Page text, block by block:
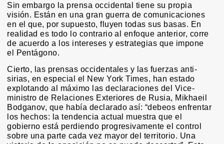
Sin embargo la prensa occidental tiene su propia
visión. Están en una gran guerra de comunicaciones
en el que, por supuesto, fluyen todas sus basas. En
realidad es todo lo contrario al enfoque anterior, corre
de acuerdo a los intereses y estrategias que impone
el Pentágono.
Cierto, las prensas occidentales y las fuerzas anti-
sirias, en especial el New York Times, han estado
explotando al máximo las declaraciones del Vice-
ministro de Relaciones Exteriores de Rusia, Mikhaeil
Bodganov, que había declarado así: “debeos enfrentar
los hechos: la tendencia actual muestra que el
gobierno está perdiendo progresivamente el control
sobre una parte cada vez mayor del territorio. Una